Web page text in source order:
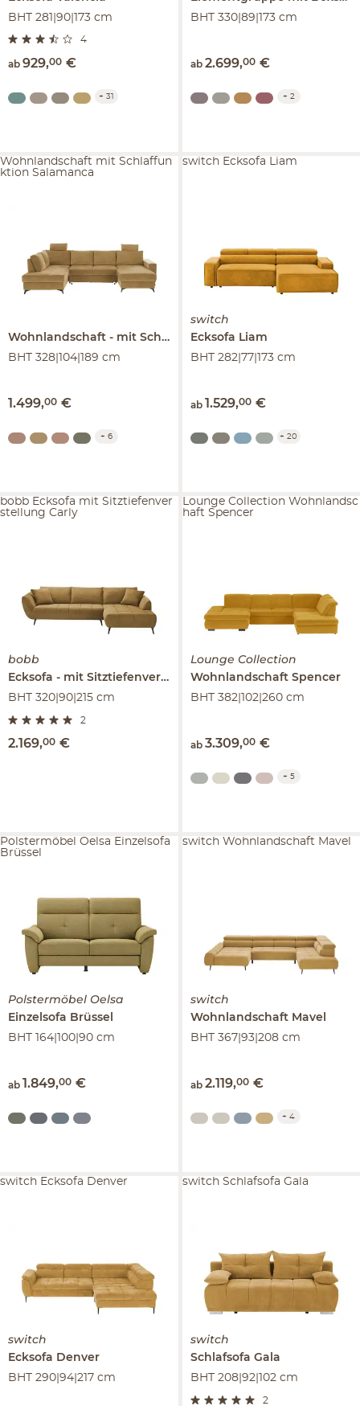
BHT 281|90|173 cm
4
ab 929,00 €
+ 31
BHT 330|89|173 cm
ab 2.699,00 €
+ 2
Wohnlandschaft mit Schlaffunktion
Salamanca
BHT 328|104|189 cm
1.499,00 €
Wohnlandschaft mit Schlaffun
ktion Salamanca
+ 6
switch
Ecksofa Liam
BHT 282|77|173 cm
ab 1.529,00 €
switch Ecksofa Liam
+ 20
bobb
Ecksofa mit Sitztiefenverstellung
Carly
BHT 320|90|215 cm
2
2.169,00 €
bobb Ecksofa mit Sitztiefenver
stellung Carly
Lounge Collection
Wohnlandschaft Spencer
BHT 382|102|260 cm
ab 3.309,00 €
Lounge Collection Wohnlandsc
haft Spencer
+ 5
Polstermöbel Oelsa
Einzelsofa Brüssel
BHT 164|100|90 cm
ab 1.849,00 €
Polstermöbel Oelsa Einzelsofa
Brüssel
switch
Wohnlandschaft Mavel
BHT 367|93|208 cm
ab 2.119,00 €
switch Wohnlandschaft Mavel
+ 4
switch
Ecksofa Denver
BHT 290|94|217 cm
switch Ecksofa Denver
switch
Schlafsofa Gala
BHT 208|92|102 cm
2
switch Schlafsofa Gala